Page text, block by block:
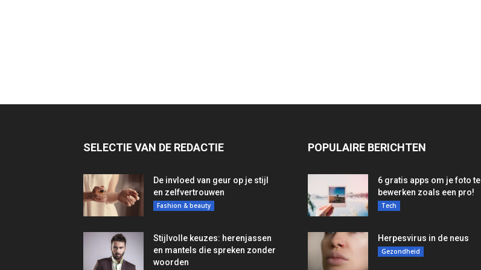
SELECTIE VAN DE REDACTIE
De invloed van geur op je stijl
en zelfvertrouwen
Fashion & beauty
Stijlvolle keuzes: herenjassen
en mantels die spreken zonder
woorden
POPULAIRE BERICHTEN
6 gratis apps om je foto te
bewerken zoals een pro!
Tech
Herpesvirus in de neus
Gezondheid